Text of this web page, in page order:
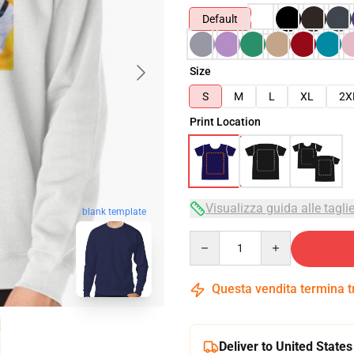
blank template
Default
Size
S
M L XL
Print Location
Visualizza guida alle taglie
Questa vendita termina
Deliver to United States